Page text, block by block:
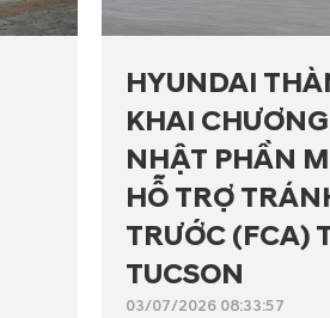
HYUNDAI
KHAI
NHẬT PHẦN
HỖ TRỢ
TRƯỚC (FCA)
TUCSON
03/07/2026 08:33:57